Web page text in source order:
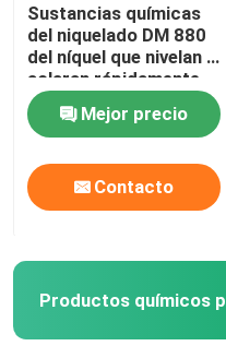
Sustancias químicas
del niquelado DM 880
del níquel que nivelan y
aclaran rápidamente
Mejor precio
Contacto
Productos químicos